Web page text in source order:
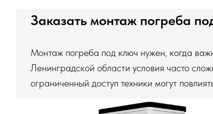
Заказать монтаж погреба
Монтаж погреба под ключ нужен, когда
Ленинградской области условия часто
ограниченный доступ техники могут